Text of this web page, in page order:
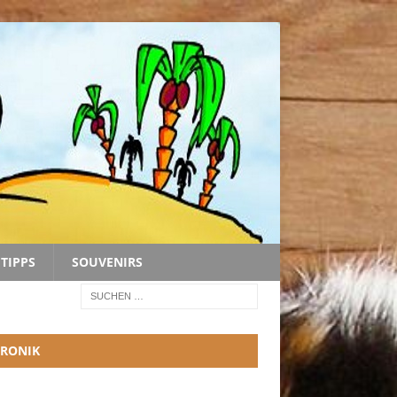
TIPPS SOUVENIRS